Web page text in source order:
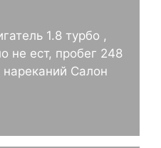
1.8 турбо ,
не ест, пробег 248
нареканий Салон